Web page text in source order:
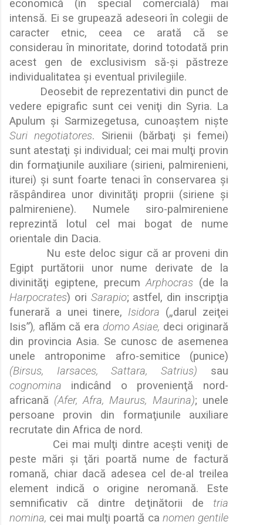
economică (în special comercial ă) mai
intensă. Ei se grupează adeseori în colegii de
caracter etnic, ceea ce arată că se
considerau în minoritate, dorind totodată prin
acest gen de exclusivism să-şi păstreze
individualitatea şi eventual privilegiile.
Deosebit de reprezentativi din punct de
vedere epigrafic sunt cei veniţi din Syria. La
Apulum şi Sarmizegetusa, cunoaştem nişte
Suri negotiatores. Sirienii (bărbaţi şi femei)
sunt atestaţi şi individual; cei mai mulţi provin
din formaţiunile auxiliare (sirieni, palmirenieni,
iturei) şi sunt foarte tenaci în conservarea şi
răspândirea unor divinităţi proprii (siriene şi
palmireniene). Numele siro-palmireniene
reprezintă lotul cel mai bogat de nume
orientale din Dacia.
Nu este deloc sigur că ar proveni din
Egipt purtătorii unor nume derivate de la
divinităţi egiptene, precumArphocras (de la
Harpocrates) ori Sarapio; astfel, din inscripţia
funerară a unei tinere, Isidora („darul zeiţei
Isis”), aflăm că era domo Asiae, deci originară
din provincia Asia. Se cunosc de asemenea
unele antroponime afro-semitice (punice)
(Birsus, Iarsaces, Sattara, Satrius) sau
cognomina indicând o provenienţă nord-
africană (Afer, Afra, Maurus, Maurina); unele
persoane provin din formaţiunile auxiliare
recrutate din Africa de nord.
Cei mai mulţi dintre aceşti veniţi de
peste mări şiţări poartă nume de factură
romană, chiar dacă adesea cel de-al treilea
element indică o origine neromană. Este
semnificativ că dintre deţinătorii de tria
nomina, cei mai mulţi poartă ca nomen gentile